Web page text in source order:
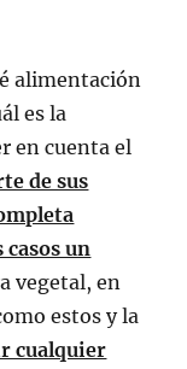
alimentación
es la
en cuenta el
de sus
un
vegetal, en
estos y la
cualquier